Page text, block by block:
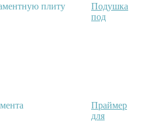
Подушка
под
Праймер
для